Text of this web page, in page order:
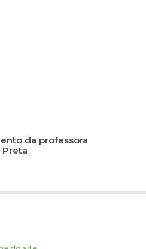
da professora
Preta